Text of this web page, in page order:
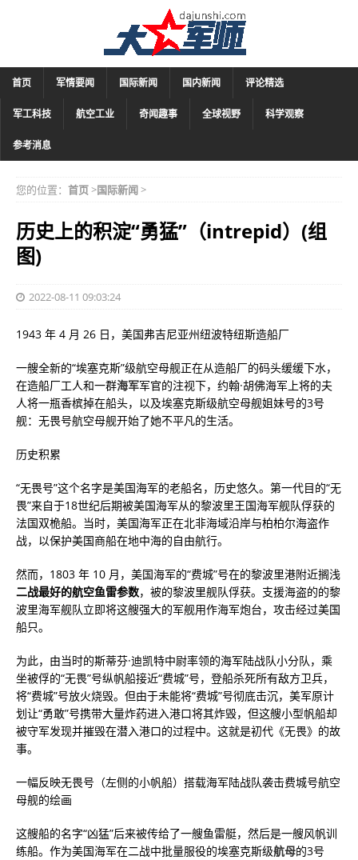
首页 军情要闻 国际新闻 国内新闻 评论精选
军工科技 航空工业 奇闻趣事 全球视野 科学观察
参考消息
您的位置： 首页>国际新闻>
历史上的积淀“勇猛”（intrepid）(组
图)
2022-08-11 09:03:24
1943 年 4 月 26 日，美国弗吉尼亚州纽波特纽斯造船厂
一艘全新的“埃塞克斯”级航空母舰正在从造船厂的码头缓缓下水，
在造船厂工人和一群海军军官的注视下，约翰·胡佛海军上将的夫
人将一瓶香槟掉在船头，以及埃塞克斯级航空母舰姐妹号的3号
舰：无畏号航空母舰开始了她不平凡的生活。
历史积累
“无畏号”这个名字是美国海军的老船名，历史悠久。第一代目的“无
畏”来自于18世纪后期被美国海军从的黎波里王国海军舰队俘获的
法国双桅船。当时，美国海军正在北非海域沿岸与柏柏尔海盗作
战，以保护美国商船在地中海的自由航行。
然而，1803 年 10 月，美国海军的“费城”号在的黎波里港附近搁浅
二战最好的航空鱼雷参数，被的黎波里舰队俘获。支援海盗的的黎
波里海军舰队立即将这艘强大的军舰用作海军炮台，攻击经过美国
船只。
为此，由当时的斯蒂芬·迪凯特中尉率领的海军陆战队小分队，乘
坐被俘的“无畏”号纵帆船接近“费城”号，登船杀死所有敌方卫兵，
将“费城”号放火烧毁。但由于未能将“费城”号彻底击沉，美军原计
划让“勇敢”号携带大量炸药进入港口将其炸毁，但这艘小型帆船却
被守军发现并摧毁在潜入港口的过程中。这就是初代《无畏》的故
事。
一幅反映无畏号（左侧的小帆船）搭载海军陆战队袭击费城号航空
母舰的绘画
这艘船的名字“凶猛”后来被传给了一艘鱼雷艇，然后是一艘风帆训
练船。作为美国海军在二战中批量服役的埃塞克斯级航母的3号